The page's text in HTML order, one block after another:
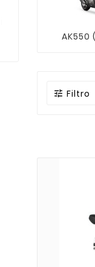
AK550
 Filtro